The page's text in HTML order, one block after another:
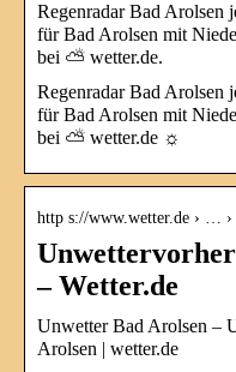
Regenradar Bad Arolsen
für Bad Arolsen mit
bei ⛅ wetter.de.
Regenradar Bad Arolsen
für Bad Arolsen mit
bei ⛅ wetter.de ☼
http s://www.wetter.de › … ›
– Wetter.de
Unwetter Bad Arolsen –
Arolsen | wetter.de